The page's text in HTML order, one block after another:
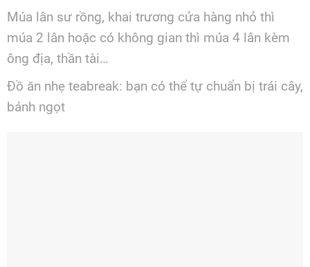
Múa lân sư rồng, khai trương cửa hàng nhỏ thì
múa 2 lân hoặc có không gian thì múa 4 lân kèm
ông địa, thần tài…
Đồ ăn nhẹ teabreak: bạn có thể tự chuẩn bị trái cây,
bánh ngọt